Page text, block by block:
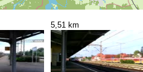
5,51 km